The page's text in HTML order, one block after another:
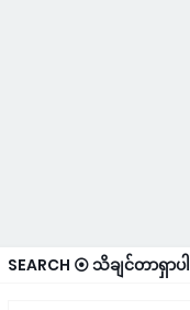
SEARCH ⦿ သိချင်တာရှာပါ